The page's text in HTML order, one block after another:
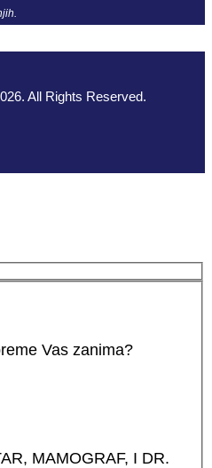
All Rights Reserved.
Vas zanima?
MAMOGRAF, I DR.